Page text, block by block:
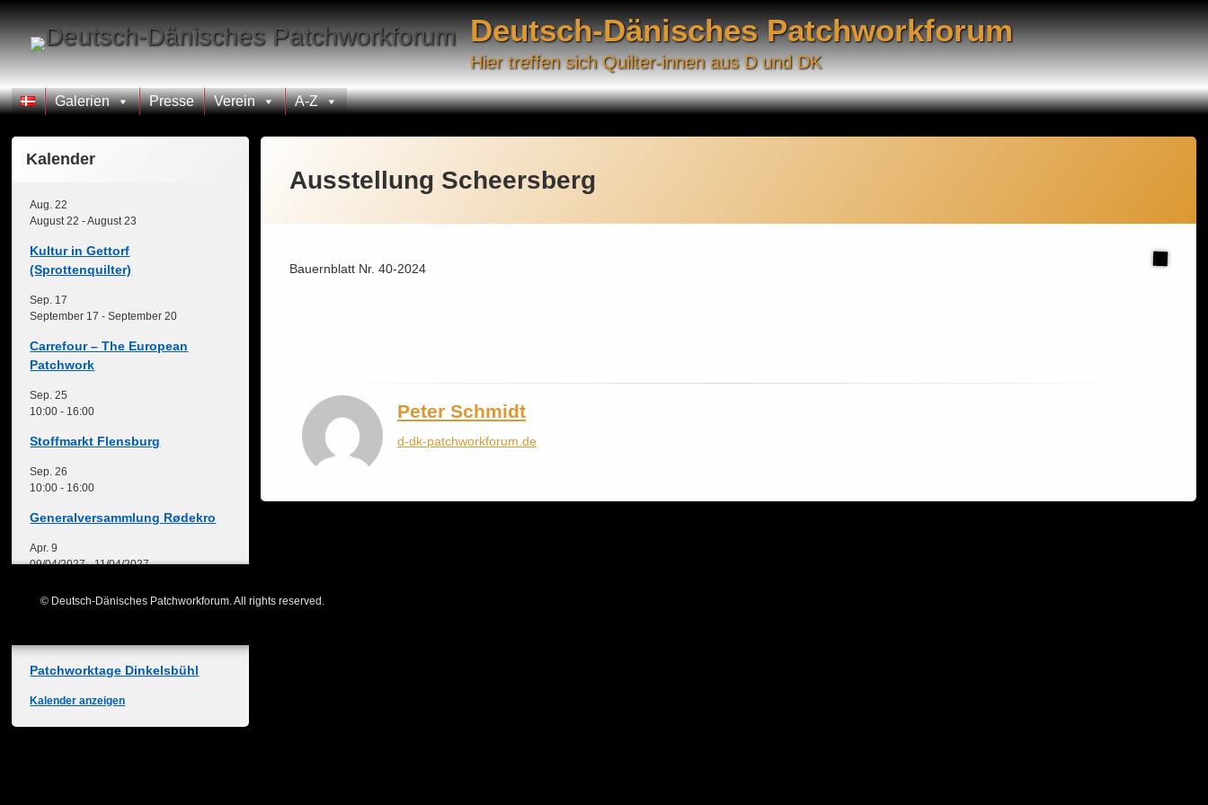
to
content
Deutsch-Dänisches Patchworkforum
Hier treffen sich Quilter-innen aus D und DK
Galerien Presse Verein A-Z
Ausstellung Scheersberg
Bauernblatt Nr. 40-2024
Peter Schmidt
d-dk-patchworkforum.de
Kalender
Aug.22
August 22 -August 23
Kultur in Gettorf
(Sprottenquilter)
Sep. 17
September 17 -September 20
Carrefour – The European
Patchwork
Sep.25
10:00 - 16:00
Stoffmarkt Flensburg
Sep.26
10:00 - 16:00
Generalversammlung Rødekro
Apr.9
09/04/2027-11/04/2027
Freies Nähwochenende
Patchworktage Dinkelsbühl
Kalender anzeigen
© Deutsch-Dänisches Patchworkforum. All rights reserved.